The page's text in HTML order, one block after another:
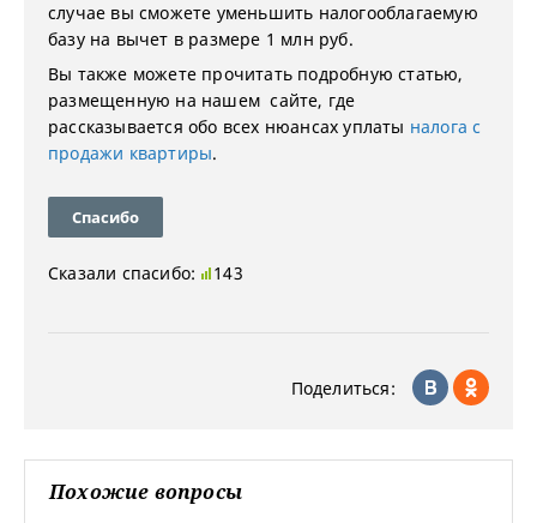
случае вы сможете уменьшить налогооблагаемую
базу на вычет в размере 1 млн руб.
Вы также можете прочитать подробную статью,
размещенную на нашем сайте, где
рассказывается обо всех нюансах уплаты налога с
продажи квартиры.
Спасибо
Сказали спасибо: 143
Поделиться:
Похожие вопросы